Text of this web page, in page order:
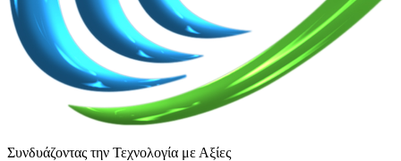
Συνδυάζοντας την Τεχνολογία με Αξίες